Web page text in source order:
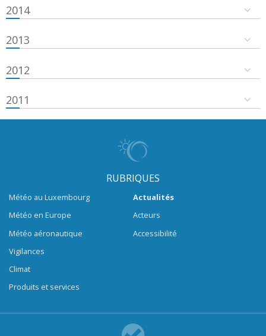
2014
2013
2012
2011
RUBRIQUES
Météo au Luxembourg
Météo en Europe
Météo aéronautique
Vigilances
Climat
Produits et services
Actualités
Acteurs
Accessibilité